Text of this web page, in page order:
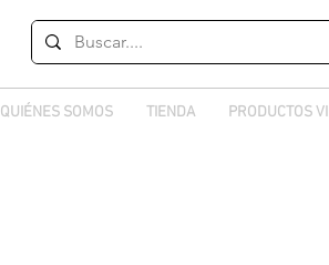
QUIÉNES SOMOS TIENDA PRODUCTOS